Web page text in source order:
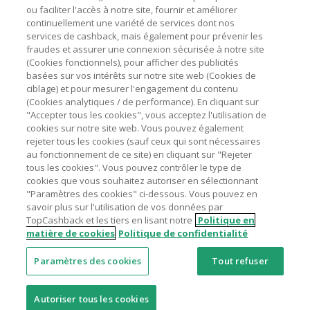
livraison/d’emballage/de service.
L'utilisation de plugins tels que Honey, AdBlock, uBlock, Pi-
hole et VPN peut bloquer le suivi de votre commande.
Pour chaque nouvelle transaction, il faut revenir sur
TopCashback et cliquer sur le bouton rose de cashback
pour accéder au site marchand et faire votre achat.
Assurez-vous que le lien TopCashback est le dernier lien
utilisé pour visiter le site marchand avant de finaliser votre
achat.
Tout compte impliqué dans des commandes ou activités
frauduleuses pour manipuler le système de cashback sera
clôturé et leur cashback confisqué.
Astuces pour économiser
A propos de
Contactez-nous
Mentions légales
Nos sites UK US CN JP DE AU
© 2005 - 2026 TopCashback Group Limited
ou faciliter l'accès à notre site, fournir et améliorer
continuellement une variété de services dont nos
services de cashback, mais également pour prévenir les
fraudes et assurer une connexion sécurisée à notre site
(Cookies fonctionnels), pour afficher des publicités
basées sur vos intérêts sur notre site web (Cookies de
ciblage) et pour mesurer l'engagement du contenu
(Cookies analytiques / de performance). En cliquant sur
"Accepter tous les cookies", vous acceptez l'utilisation de
cookies sur notre site web. Vous pouvez également
rejeter tous les cookies (sauf ceux qui sont nécessaires
au fonctionnement de ce site) en cliquant sur "Rejeter
tous les cookies". Vous pouvez contrôler le type de
cookies que vous souhaitez autoriser en sélectionnant
"Paramètres des cookies" ci-dessous. Vous pouvez en
savoir plus sur l'utilisation de vos données par
TopCashback et les tiers en lisant notre Politique en
matière de cookies Politique de confidentialité
Paramètres des cookies Tout refuser
Autoriser tous les cookies